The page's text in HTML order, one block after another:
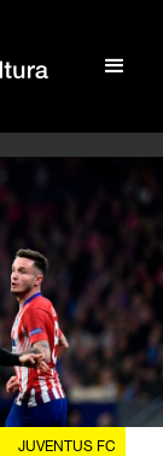
JUVENTUS FC